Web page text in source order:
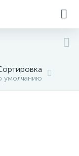
умолчанию